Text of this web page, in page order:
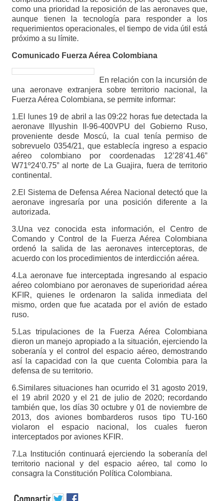
como una prioridad la reposición de las aeronaves que,
aunque tienen la tecnología para responder a los
requerimientos operacionales, el tiempo de vida útil está
próximo a su límite.
Comunicado Fuerza Aérea Colombiana
En relación con la incursión de
una aeronave extranjera sobre territorio nacional, la
Fuerza Aérea Colombiana, se permite informar:
1.El lunes 19 de abril a las 09:22 horas fue detectada la
aeronave Illyushin II-96-400VPU del Gobierno Ruso,
proveniente desde Moscú, la cual tenía permiso de
sobrevuelo 0354/21, que establecía ingreso a espacio
aéreo colombiano por coordenadas 12’28’41.46”
W71º24’0.75” al norte de La Guajira, fuera de territorio
continental.
2.El Sistema de Defensa Aérea Nacional detectó que la
aeronave ingresaría por una posición diferente a la
autorizada.
3.Una vez conocida esta información, el Centro de
Comando y Control de la Fuerza Aérea Colombiana
ordenó la salida de las aeronaves interceptoras, de
acuerdo con los procedimientos de interdicción aérea.
4.La aeronave fue interceptada ingresando al espacio
aéreo colombiano por aeronaves de superioridad aérea
KFIR, quienes le ordenaron la salida inmediata del
mismo, orden que fue acatada por el avión de estado
ruso.
5.Las tripulaciones de la Fuerza Aérea Colombiana
dieron un manejo apropiado a la situación, ejerciendo la
soberanía y el control del espacio aéreo, demostrando
así la capacidad con la que cuenta Colombia para la
defensa de su territorio.
6.Similares situaciones han ocurrido el 31 agosto 2019,
el 19 abril 2020 y el 21 de julio de 2020; recordando
también que, los días 30 octubre y 01 de noviembre de
2013, dos aviones bombarderos rusos tipo TU-160
violaron el espacio nacional, los cuales fueron
interceptados por aviones KFIR.
7.La Institución continuará ejerciendo la soberanía del
territorio nacional y del espacio aéreo, tal como lo
consagra la Constitución Política Colombiana.